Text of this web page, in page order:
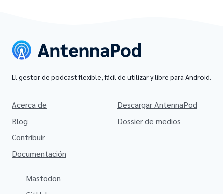
El gestor de podcast flexible, fácil de utilizar y libre para Android.
Acerca de
Blog
Contribuir
Documentación
Descargar AntennaPod
Dossier de medios
Mastodon